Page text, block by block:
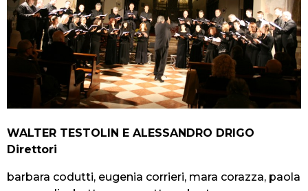
WALTER TESTOLIN E ALESSANDRO DRIGO
Direttori
barbara codutti, eugenia corrieri, mara corazza, paola